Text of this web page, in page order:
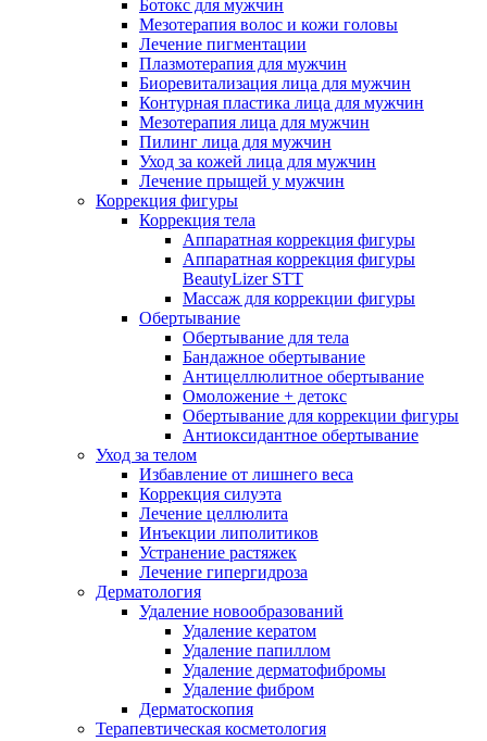
Ботокс для мужчин
Мезотерапия волос и кожи головы
Лечение пигментации
Плазмотерапия для мужчин
Биоревитализация лица для мужчин
Контурная пластика лица для мужчин
Мезотерапия лица для мужчин
Пилинг лица для мужчин
Уход за кожей лица для мужчин
Лечение прыщей у мужчин
Коррекция фигуры
Коррекция тела
Аппаратная коррекция фигуры
Аппаратная коррекция фигуры
BeautyLizer STT
Массаж для коррекции фигуры
Обертывание
Обертывание для тела
Бандажное обертывание
Антицеллюлитное обертывание
Омоложение + детокс
Обертывание для коррекции фигуры
Антиоксидантное обертывание
Уход за телом
Избавление от лишнего веса
Коррекция силуэта
Лечение целлюлита
Инъекции липолитиков
Устранение растяжек
Лечение гипергидроза
Дерматология
Удаление новообразований
Удаление кератом
Удаление папиллом
Удаление дерматофибромы
Удаление фибром
Дерматоскопия
Терапевтическая косметология